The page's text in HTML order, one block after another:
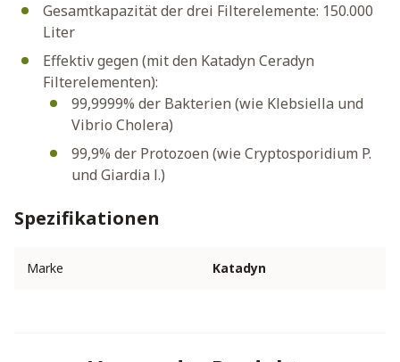
Gesamtkapazität der drei Filterelemente: 150.000
Liter
Effektiv gegen (mit den Katadyn Ceradyn
Filterelementen):
99,9999% der Bakterien (wie Klebsiella und
Vibrio Cholera)
99,9% der Protozoen (wie Cryptosporidium P.
und Giardia l.)
Spezifikationen
Marke Katadyn